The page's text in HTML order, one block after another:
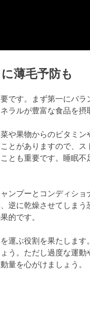
薄毛予防も
です。まず第一にバ
ラルが豊富な食品を摂
や果物からのビタミ
とがありますので、
とも重要です。睡眠
ンプーとコンディシ
逆に乾燥させてしま
的です。
運ぶ役割を果たします
う。ただし過度な運動
量を心がけましょう。